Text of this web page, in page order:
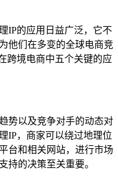
IP的应用日益广泛，它不
他们在多变的全球电商竞
跨境电商中五个关键的应
势以及竞争对手的动态对
IP，商家可以绕过地理位
台和相关网站，进行市场
持的决策至关重要。